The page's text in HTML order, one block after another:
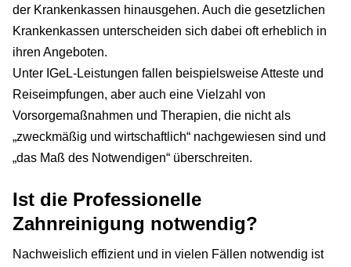
der Krankenkassen hinausgehen. Auch die gesetzlichen
Krankenkassen unterscheiden sich dabei oft erheblich in
ihren Angeboten.
Unter IGeL-Leistungen fallen beispielsweise Atteste und
Reiseimpfungen, aber auch eine Vielzahl von
Vorsorgemaßnahmen und Therapien, die nicht als
„zweckmäßig und wirtschaftlich“ nachgewiesen sind und
„das Maß des Notwendigen“ überschreiten.
Ist die Professionelle
Zahnreinigung notwendig?
Nachweislich effizient und in vielen Fällen notwendig ist